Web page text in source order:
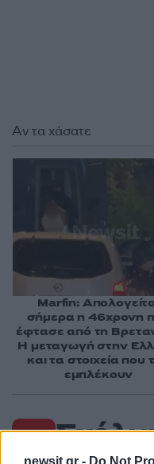
newsit.gr - Do Not
Αν τα χάσατε
Marfin:
σήμερα η 46χρονη
έφτασε από τη
Η μεταγωγή στην
και τα στοιχεία που
εμπλέκουν